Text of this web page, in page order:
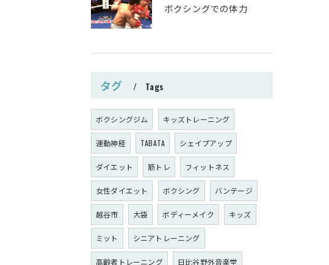
ボクシングでの体力
タグ Tags
ボクシングジム キッズトレーニング
運動神経 TABATA シェイプアップ
ダイエット 筋トレ フィットネス
女性ダイエット ボクシング バンテージ
越谷市 大袋 ボディーメイク キッズ
ミット シニアトレーニング
高齢者トレーニング 日比谷野外音楽堂